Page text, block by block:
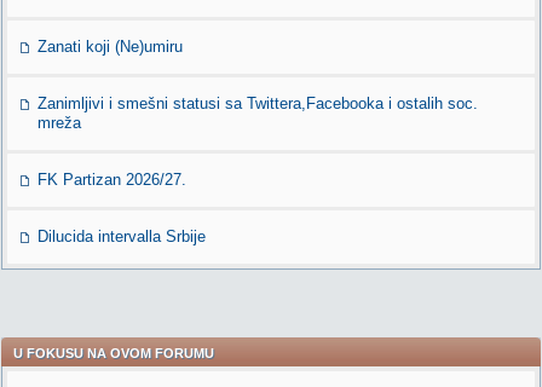
Zanati koji (Ne)umiru
Zanimljivi i smešni statusi sa Twittera,Facebooka i ostalih soc.
mreža
FK Partizan 2026/27.
Dilucida intervalla Srbije
U FOKUSU NA OVOM FORUMU